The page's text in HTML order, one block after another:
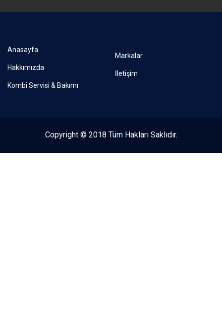
Anasayfa
Hakkımızda
Kombi Servisi & Bakımı
Markalar
İletişim
Copyright © 2018 Tüm Hakları Saklıdır.